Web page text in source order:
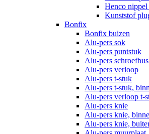
Henco
Kunststof
Bonfix
Bonfix buizen
Alu-pers sok
Alu-pers puntstuk
Alu-pers schroefbus
Alu-pers verloop
Alu-pers t-stuk
Alu-pers t-stuk,
Alu-pers verloop t-
Alu-pers knie
Alu-pers knie,
Alu-pers knie,